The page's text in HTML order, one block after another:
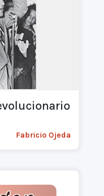
Fabricio Ojeda